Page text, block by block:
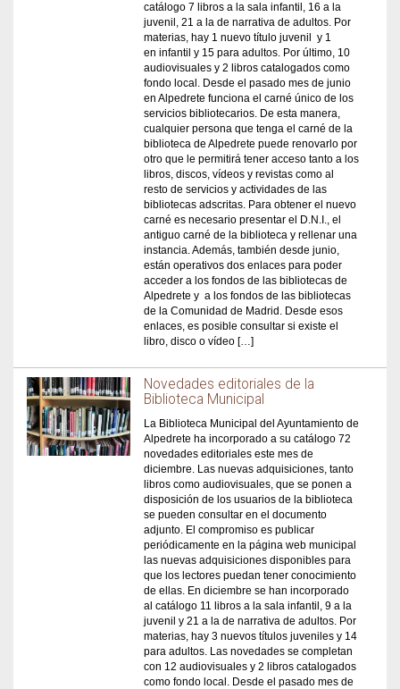
catálogo 7 libros a la sala infantil, 16 a la
juvenil, 21 a la de narrativa de adultos. Por
materias, hay 1 nuevo título juvenil y 1
en infantil y 15 para adultos. Por último, 10
audiovisuales y 2 libros catalogados como
fondo local. Desde el pasado mes de junio
en Alpedrete funciona el carné único de los
servicios bibliotecarios. De esta manera,
cualquier persona que tenga el carné de la
biblioteca de Alpedrete puede renovarlo por
otro que le permitirá tener acceso tanto a los
libros, discos, vídeos y revistas como al
resto de servicios y actividades de las
bibliotecas adscritas. Para obtener el nuevo
carné es necesario presentar el D.N.I., el
antiguo carné de la biblioteca y rellenar una
instancia. Además, también desde junio,
están operativos dos enlaces para poder
acceder a los fondos de las bibliotecas de
Alpedrete y a los fondos de las bibliotecas
de la Comunidad de Madrid. Desde esos
enlaces, es posible consultar si existe el
libro, disco o vídeo […]
Novedades editoriales de la
Biblioteca Municipal
La Biblioteca Municipal del Ayuntamiento de
Alpedrete ha incorporado a su catálogo 72
novedades editoriales este mes de
diciembre. Las nuevas adquisiciones, tanto
libros como audiovisuales, que se ponen a
disposición de los usuarios de la biblioteca
se pueden consultar en el documento
adjunto. El compromiso es publicar
periódicamente en la página web municipal
las nuevas adquisiciones disponibles para
que los lectores puedan tener conocimiento
de ellas. En diciembre se han incorporado
al catálogo 11 libros a la sala infantil, 9 a la
juvenil y 21 a la de narrativa de adultos. Por
materias, hay 3 nuevos títulos juveniles y 14
para adultos. Las novedades se completan
con 12 audiovisuales y 2 libros catalogados
como fondo local. Desde el pasado mes de